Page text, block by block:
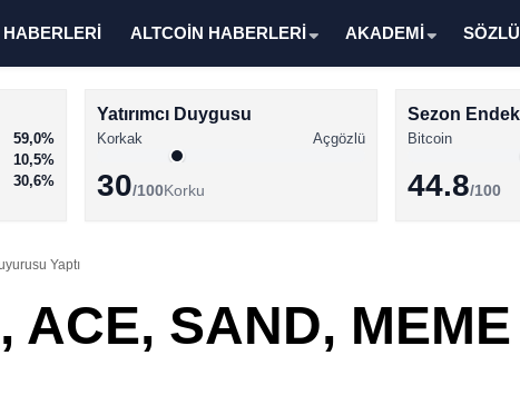
HABERLERİ ALTCOİN HABERLERİ AKADEMİ
59,0%
10,5%
30,6%
Yatırımcı Duygusu
Korkak Açgözlü
30/100Korku
Sezon
Bitcoin
44.8/100
Yaptı
ACE, SAND,